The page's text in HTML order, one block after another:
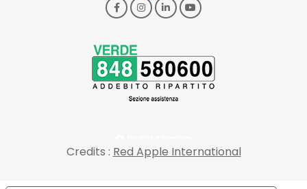
Credits : Red Apple International